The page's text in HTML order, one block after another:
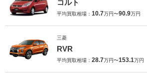
コルト
平均買取相場： 10.7万円〜90.9万円
三菱
RVR
平均買取相場： 28.7万円〜153.1万円